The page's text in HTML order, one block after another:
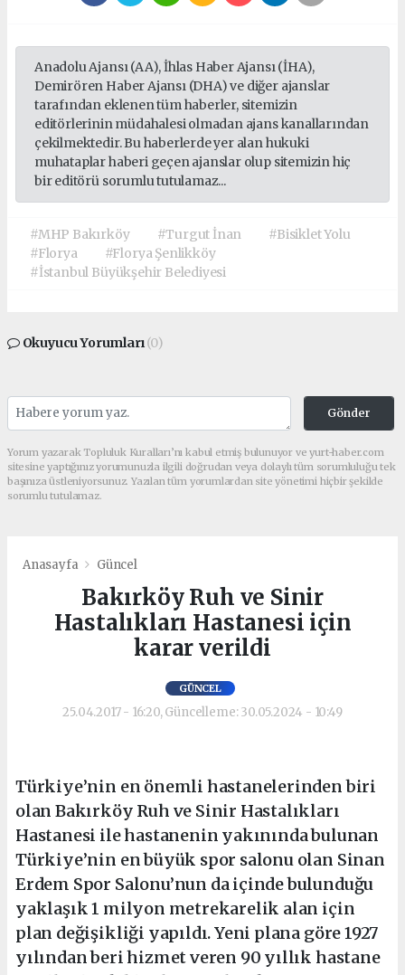
Anadolu Ajansı (AA), İhlas Haber Ajansı (İHA),
Demirören Haber Ajansı (DHA) ve diğer ajanslar
tarafından eklenen tüm haberler, sitemizin
editörlerinin müdahalesi olmadan ajans kanallarından
çekilmektedir. Bu haberlerde yer alan hukuki
muhataplar haberi geçen ajanslar olup sitemizin hiç
bir editörü sorumlu tutulamaz...
#MHP Bakırköy #Turgut İnan
#Bisiklet Yolu
#Florya
#Florya Şenlikköy
#İstanbul Büyükşehir Belediyesi
Okuyucu Yorumları(0)
Gönder
Yorum yazarak Topluluk Kuralları’nı kabul etmiş bulunuyor ve yurt-haber.com
sitesine yaptığınız yorumunuzla ilgili doğrudan veya dolaylı tüm sorumluluğu tek
başınıza üstleniyorsunuz. Yazılan tüm yorumlardan site yönetimi hiçbir şekilde
sorumlu tutulamaz.
Anasayfa Güncel
Bakırköy Ruh ve Sinir
Hastalıkları Hastanesi için
karar verildi
GÜNCEL
25.04.2017 - 16:20, Güncelleme: 30.05.2024 - 10:49
Türkiye’nin en önemli hastanelerinden biri
olan Bakırköy Ruh ve Sinir Hastalıkları
Hastanesi ile hastanenin yakınında bulunan
Türkiye’nin en büyük spor salonu olan Sinan
Erdem Spor Salonu’nun da içinde bulunduğu
yaklaşık 1 milyon metrekarelik alan için
plan değişikliği yapıldı. Yeni plana göre 1927
yılından beri hizmet veren 90 yıllık hastane